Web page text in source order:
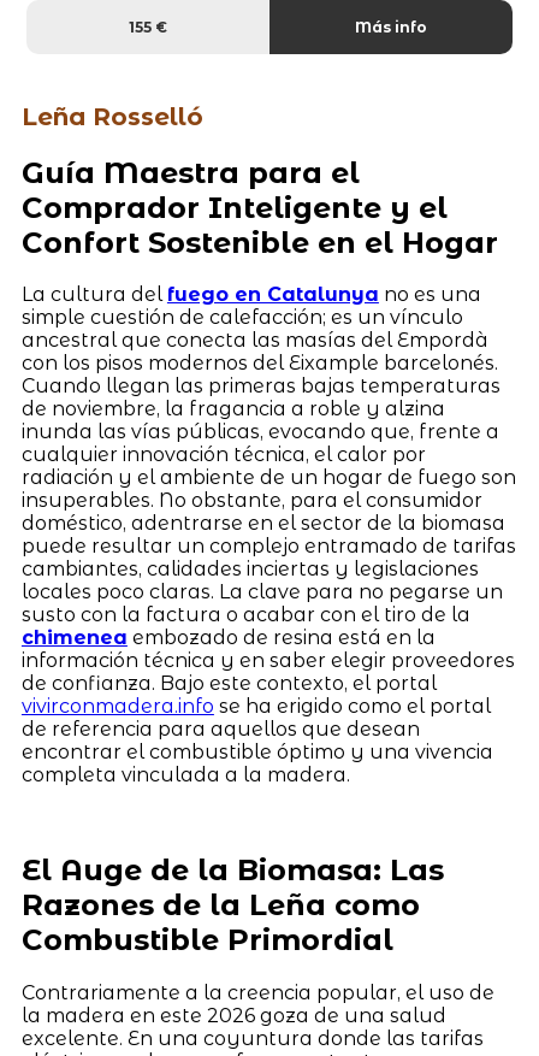
155 € Más info
Leña Rosselló
Guía Maestra para el
Comprador Inteligente y el
Confort Sostenible en el Hogar
La cultura del fuego en Catalunya no es una
simple cuestión de calefacción; es un vínculo
ancestral que conecta las masías del Empordà
con los pisos modernos del Eixample barcelonés.
Cuando llegan las primeras bajas temperaturas
de noviembre, la fragancia a roble y alzina
inunda las vías públicas, evocando que, frente a
cualquier innovación técnica, el calor por
radiación y el ambiente de un hogar de fuego son
insuperables. No obstante, para el consumidor
doméstico, adentrarse en el sector de la biomasa
puede resultar un complejo entramado de tarifas
cambiantes, calidades inciertas y legislaciones
locales poco claras. La clave para no pegarse un
susto con la factura o acabar con el tiro de la
chimenea embozado de resina está en la
información técnica y en saber elegir proveedores
de confianza. Bajo este contexto, el portal
vivirconmadera.info se ha erigido como el portal
de referencia para aquellos que desean
encontrar el combustible óptimo y una vivencia
completa vinculada a la madera.
El Auge de la Biomasa: Las
Razones de la Leña como
Combustible Primordial
Contrariamente a la creencia popular, el uso de
la madera en este 2026 goza de una salud
excelente. En una coyuntura donde las tarifas